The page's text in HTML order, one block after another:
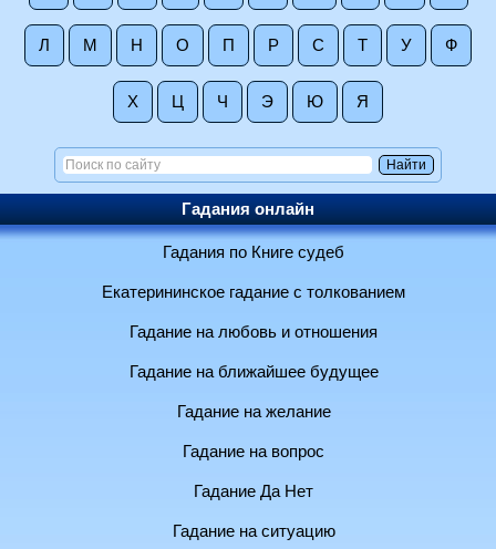
Л М Н О П Р С Т У Ф
Х Ц Ч Э Ю Я
Гадания онлайн
Гадания по Книге судеб
Екатерининское гадание с толкованием
Гадание на любовь и отношения
Гадание на ближайшее будущее
Гадание на желание
Гадание на вопрос
Гадание Да Нет
Гадание на ситуацию